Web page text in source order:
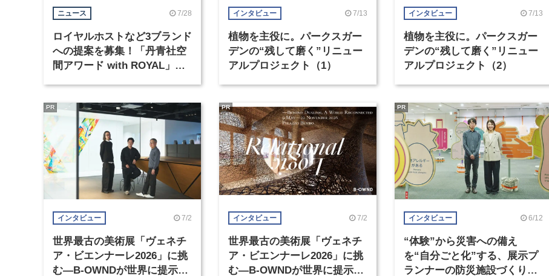
ニュース 7/28
ロイヤルホストなど3ブランド
への提案を募集！「丹青社空
間アワード with ROYAL」が
インタビュー 7/13
植物を主役に。パークスガー
デンの“残して磨く”リニュー
アルプロジェクト（1）
インタビュー 7/13
植物を主役に。パークスガー
デンの“残して磨く”リニュー
アルプロジェクト（2）
インタビュー 7/2
世界最古の美術展「ヴェネチ
ア・ビエンナーレ2026」に挑
む―B-OWNDが世界に提示す
PR
インタビュー 7/2
世界最古の美術展「ヴェネチ
ア・ビエンナーレ2026」に挑
む―B-OWNDが世界に提示す
PR
インタビュー 6/12
“体験”から災害への備え
を“自分ごと化”する、展示プ
ランナーの防災施設づくり
PR